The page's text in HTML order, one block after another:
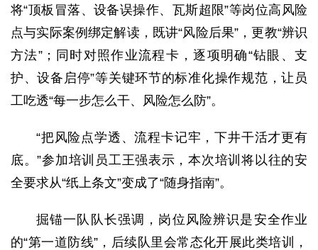
将“顶板冒落、设备误操作、瓦斯超限”等岗位高风险
点与实际案例绑定解读，既讲“风险后果”，更教“辨识
方法”；同时对照作业流程卡，逐项明确“钻眼、支
护、设备启停”等关键环节的标准化操作规范，让员
工吃透“每一步怎么干、风险怎么防”。
“把风险点学透、流程卡记牢，下井干活才更有
底。”参加培训员工王强表示，本次培训将以往的安
全要求从“纸上条文”变成了“随身指南”。
掘锚一队队长强调，岗位风险辨识是安全作业
的“第一道防线”，后续队里会常态化开展此类培训，